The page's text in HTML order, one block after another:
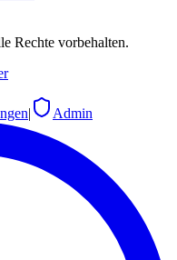
Rechte vorbehalten.
| Admin